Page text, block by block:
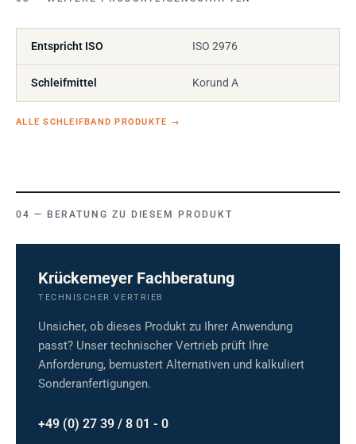
Entspricht ISO ISO 2976
Schleifmittel Korund A
ALLE SCHLEIFBAND PRODUKTE →
BERATUNG ZU DIESEM PRODUKT
Krückemeyer Fachberatung
TECHNISCHER VERTRIEB
Unsicher, ob dieses Produkt zu Ihrer Anwendung
passt? Unser technischer Vertrieb prüft Ihre
Anforderung, bemustert Alternativen und kalkuliert
Sonderanfertigungen.
+49 (0) 27 39 / 8 01 - 0